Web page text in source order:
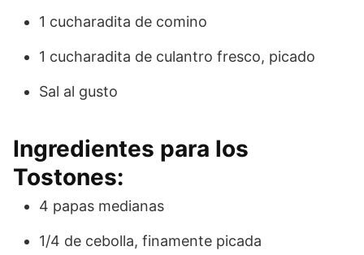
1 cucharadita de comino
1 cucharadita de culantro fresco, picado
Sal al gusto
Ingredientes para los
Tostones:
4 papas medianas
1/4 de cebolla, finamente picada